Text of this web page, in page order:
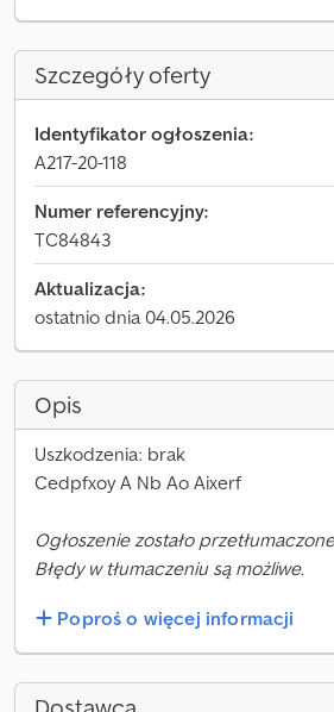
Szczegóły oferty
Identyfikator ogłoszenia:
A217-20-118
Numer referencyjny:
TC84843
Aktualizacja:
ostatnio dnia 04.05.2026
Opis
Uszkodzenia: brak
Cedpfxoy A Nb Ao Aixerf
Ogłoszenie zostało
Błędy w tłumaczeniu są możliwe.
Poproś o więcej informacji